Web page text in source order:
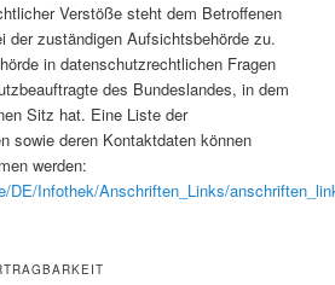
Verstöße steht dem Betroffenen
der zuständigen Aufsichtsbehörde zu.
in datenschutzrechtlichen Fragen
des Bundeslandes, in dem
Sitz hat. Eine Liste der
sowie deren Kontaktdaten können
werden:
DE/Infothek/Anschriften_Links/